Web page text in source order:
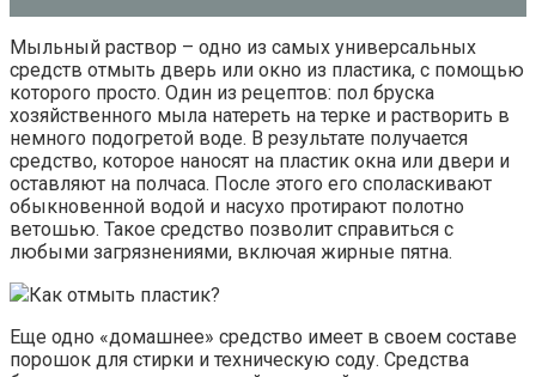
Мыльный раствор – одно из самых универсальных
средств отмыть дверь или окно из пластика, с помощью
которого просто. Один из рецептов: пол бруска
хозяйственного мыла натереть на терке и растворить в
немного подогретой воде. В результате получается
средство, которое наносят на пластик окна или двери и
оставляют на полчаса. После этого его споласкивают
обыкновенной водой и насухо протирают полотно
ветошью. Такое средство позволит справиться с
любыми загрязнениями, включая жирные пятна.
Как отмыть пластик?
Еще одно «домашнее» средство имеет в своем составе
порошок для стирки и техническую соду. Средства